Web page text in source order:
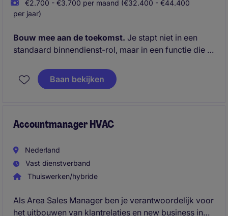
€2.700 - €3.700 per maand (€32.400 - €44.400
per jaar)
Bouw mee aan de toekomst. Je stapt niet in een
standaard binnendienst-rol, maar in een functie die je
klantvragen vandaag soepel verlopen, terwijl je
tegelijkertijd processen verbetert, automatiseert en
meebouwen aan een groeiende organisatie die volop
Baan bekijken
Accountmanager HVAC
Nederland
Vast dienstverband
Thuiswerken/hybride
Als Area Sales Manager ben je verantwoordelijk voor
het uitbouwen van klantrelaties en new business in